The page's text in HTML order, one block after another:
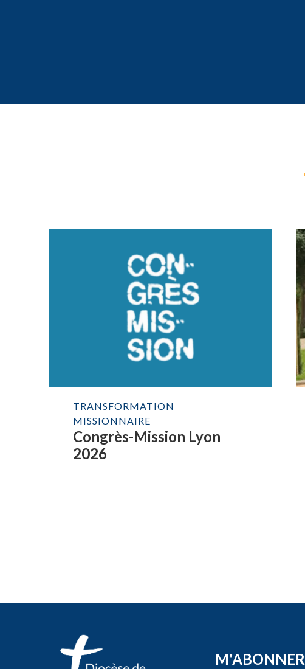
TRANSFORMATION
MISSIONNAIRE
Congrès-Mission Lyon
2026
M'ABONNER